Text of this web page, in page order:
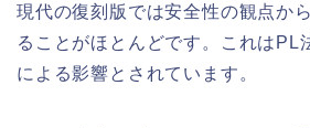
現代の復刻版では安全性の観点か
ることがほとんどです。これはPL
による影響とされています。